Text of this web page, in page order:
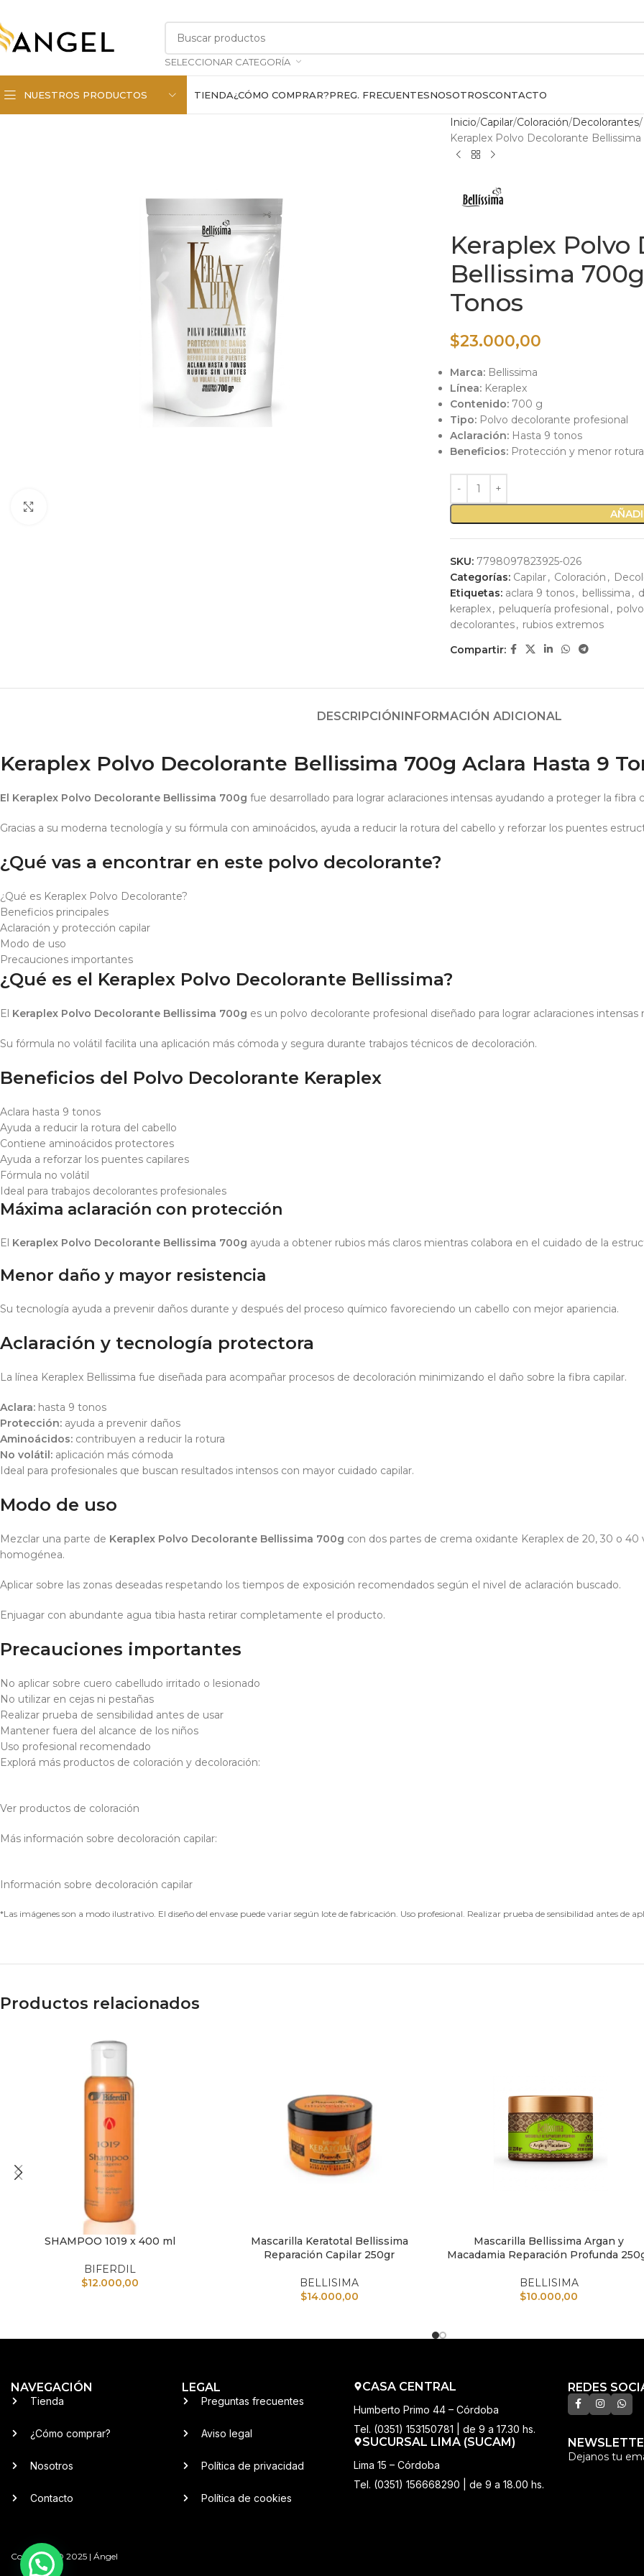
SELECCIONAR CATEGORÍA
NUESTROS PRODUCTOS TIENDA¿CÓMO COMPRAR?PREG. FRECUENTESNOSOTROSCONTACTO
Inicio Capilar Coloración Decolorantes
Keraplex Polvo Decolorante
Keraplex Polvo
Bellissima
Tonos
$23.000,00
Marca:Bellissima
Línea:Keraplex
Contenido:700 g
Tipo:Polvo decolorante profesional
Aclaración:Hasta 9 tonos
Beneficios:Protección y menor rotura
SKU: 7798097823925-026
Categorías: Capilar, Coloración ,
Etiquetas: aclara 9 tonos, bellissima ,
keraplex, peluquería profesional ,
decolorantes, rubios extremos
Compartir:
DESCRIPCIÓNINFORMACIÓN ADICIONAL
Keraplex Polvo Decolorante Bellissima 700g Aclara Hasta 9
El Keraplex Polvo Decolorante Bellissima 700g fue desarrollado para lograr aclaraciones intensas ayudando a proteger la fibra
Gracias a su moderna tecnología y su fórmula con aminoácidos, ayuda a reducir la rotura del cabello y reforzar los puentes
¿Qué vas a encontrar en este polvo decolorante?
¿Qué es Keraplex Polvo Decolorante?
Beneficios principales
Aclaración y protección capilar
Modo de uso
Precauciones importantes
¿Qué es el Keraplex Polvo Decolorante Bellissima?
El Keraplex Polvo Decolorante Bellissima 700g es un polvo decolorante profesional diseñado para lograr aclaraciones
Su fórmula no volátil facilita una aplicación más cómoda y segura durante trabajos técnicos de decoloración.
Beneficios del Polvo Decolorante Keraplex
Aclara hasta 9 tonos
Ayuda a reducir la rotura del cabello
Contiene aminoácidos protectores
Ayuda a reforzar los puentes capilares
Fórmula no volátil
Ideal para trabajos decolorantes profesionales
Máxima aclaración con protección
El Keraplex Polvo Decolorante Bellissima 700g ayuda a obtener rubios más claros mientras colabora en el cuidado de la
Menor daño y mayor resistencia
Su tecnología ayuda a prevenir daños durante y después del proceso químico favoreciendo un cabello con mejor apariencia.
Aclaración y tecnología protectora
La línea Keraplex Bellissima fue diseñada para acompañar procesos de decoloración minimizando el daño sobre la fibra capilar.
Aclara: hasta 9 tonos
Protección: ayuda a prevenir daños
Aminoácidos: contribuyen a reducir la rotura
No volátil: aplicación más cómoda
Ideal para profesionales que buscan resultados intensos con mayor cuidado capilar.
Modo de uso
Mezclar una parte de Keraplex Polvo Decolorante Bellissima 700g con dos partes de crema oxidante Keraplex de 20, 30 o
homogénea.
Aplicar sobre las zonas deseadas respetando los tiempos de exposición recomendados según el nivel de aclaración buscado.
Enjuagar con abundante agua tibia hasta retirar completamente el producto.
Precauciones importantes
No aplicar sobre cuero cabelludo irritado o lesionado
No utilizar en cejas ni pestañas
Realizar prueba de sensibilidad antes de usar
Mantener fuera del alcance de los niños
Uso profesional recomendado
Explorá más productos de coloración y decoloración:
Ver productos de coloración
Más información sobre decoloración capilar:
Información sobre decoloración capilar
*Las imágenes son a modo ilustrativo. El diseño del envase puede variar según lote de fabricación. Uso profesional. Realizar prueba de sensibilidad antes de
Productos relacionados
AÑADIR AL CARRITO
SHAMPOO 1019 x 400 ml
BIFERDIL
$12.000,00
AÑADIR AL CARRITO
Mascarilla Keratotal Bellissima
Reparación Capilar 250gr
BELLISIMA
$14.000,00
AÑADIR AL CARRITO
Mascarilla Bellissima Argan y
Macadamia Reparación Profunda
BELLISIMA
$10.000,00
NAVEGACIÓN
Tienda
¿Cómo comprar?
Nosotros
Contacto
LEGAL
Preguntas frecuentes
Aviso legal
Política de privacidad
Política de cookies
CASA CENTRAL
Humberto Primo 44 – Córdoba
Tel. (0351) 153150781 | de 9 a 17.30 hs.
SUCURSAL LIMA (SUCAM)
Lima 15 – Córdoba
Tel. (0351) 156668290 | de 9 a 18.00 hs.
REDES
Dejanos tu
Copyright © 2025 | Ángel